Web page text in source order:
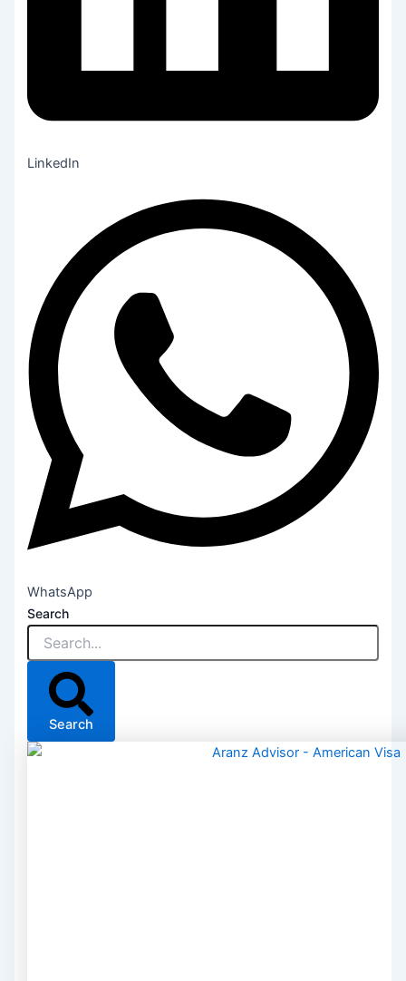
LinkedIn
WhatsApp
Search
Search